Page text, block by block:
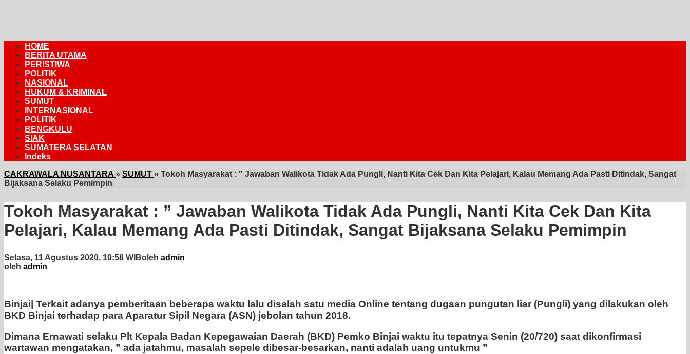
HOME
BERITA UTAMA
PERISTIWA
POLITIK
NASIONAL
HUKUM & KRIMINAL
SUMUT
INTERNASIONAL
POLITIK
BENGKULU
SIAK
SUMATERA SELATAN
Indeks
CAKRAWALA NUSANTARA » SUMUT » Tokoh Masyarakat : " Jawaban Walikota Tidak Ada Pungli, Nanti Kita Cek Dan Kita Pelajari, Kalau Memang Ada Pasti Ditindak, Sangat
Bijaksana Selaku Pemimpin
Tokoh Masyarakat : ” Jawaban Walikota Tidak Ada Pungli, Nanti Kita Cek Dan Kita
Pelajari, Kalau Memang Ada Pasti Ditindak, Sangat Bijaksana Selaku Pemimpin
Selasa, 11 Agustus 2020, 10:58 WIBoleh admin
oleh admin
Binjai| Terkait adanya pemberitaan beberapa waktu lalu disalah satu media Online tentang dugaan pungutan liar (Pungli) yang dilakukan oleh
BKD Binjai terhadap para Aparatur Sipil Negara (ASN) jebolan tahun 2018.
Dimana Ernawati selaku Plt Kepala Badan Kepegawaian Daerah (BKD) Pemko Binjai waktu itu tepatnya Senin (20/720) saat dikonfirmasi
wartawan mengatakan, ” ada jatahmu, masalah sepele dibesar-besarkan, nanti adalah uang untukmu ”